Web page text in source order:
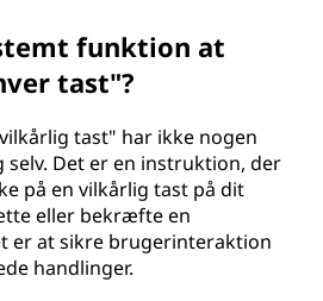
funktion at
tast"?
tast" har ikke nogen
Det er en instruktion, der
på en vilkårlig tast på dit
eller bekræfte en
er at sikre brugerinteraktion
handlinger.